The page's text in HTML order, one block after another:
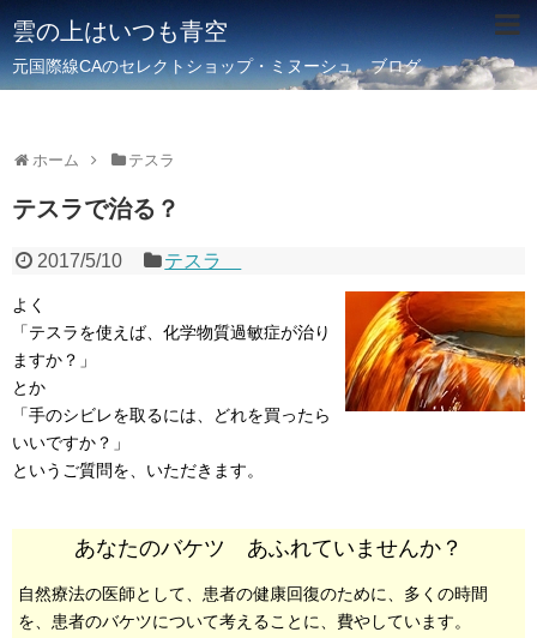
雲の上はいつも青空
元国際線CAのセレクトショップ・ミヌーシュ ブログ
ホーム テスラ
テスラで治る？
2017/5/10 テスラ
よく
「テスラを使えば、化学物質過敏症が治り
ますか？」
とか
「手のシビレを取るには、どれを買ったら
いいですか？」
というご質問を、いただきます。
あなたのバケツ あふれていませんか？
自然療法の医師として、患者の健康回復のために、多くの時間
を、患者のバケツについて考えることに、費やしています。